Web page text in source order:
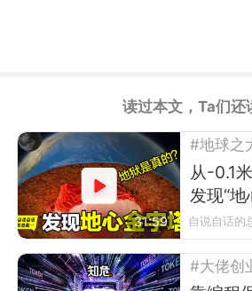
读过本文，Ta们还
31:59
#地球之
从-0.1
发现“
座“地心
自说自话的
#大佬创